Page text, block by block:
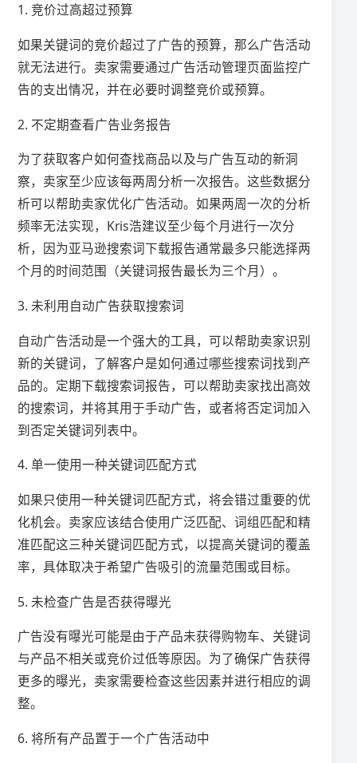
1. 竞价过高超过预算
如果关键词的竞价超过了广告的预算，那么广告活动
就无法进行。卖家需要通过广告活动管理页面监控广
告的支出情况，并在必要时调整竞价或预算。
2. 不定期查看广告业务报告
为了获取客户如何查找商品以及与广告互动的新洞
察，卖家至少应该每两周分析一次报告。这些数据分
析可以帮助卖家优化广告活动。如果两周一次的分析
频率无法实现，Kris浩建议至少每个月进行一次分
析，因为亚马逊搜索词下载报告通常最多只能选择两
个月的时间范围（关键词报告最长为三个月）。
3. 未利用自动广告获取搜索词
自动广告活动是一个强大的工具，可以帮助卖家识别
新的关键词，了解客户是如何通过哪些搜索词找到产
品的。定期下载搜索词报告，可以帮助卖家找出高效
的搜索词，并将其用于手动广告，或者将否定词加入
到否定关键词列表中。
4. 单一使用一种关键词匹配方式
如果只使用一种关键词匹配方式，将会错过重要的优
化机会。卖家应该结合使用广泛匹配、词组匹配和精
准匹配这三种关键词匹配方式，以提高关键词的覆盖
率，具体取决于希望广告吸引的流量范围或目标。
5. 未检查广告是否获得曝光
广告没有曝光可能是由于产品未获得购物车、关键词
与产品不相关或竞价过低等原因。为了确保广告获得
更多的曝光，卖家需要检查这些因素并进行相应的调
整。
6. 将所有产品置于一个广告活动中